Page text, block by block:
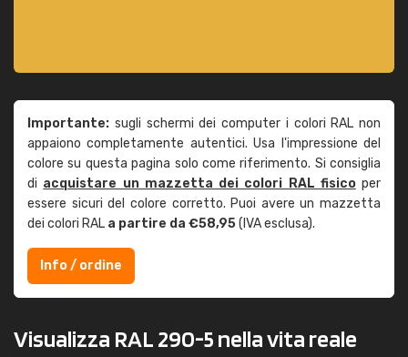
Importante: sugli schermi dei computer i colori RAL non
appaiono completamente autentici. Usa l'impressione del
colore su questa pagina solo come riferimento. Si consiglia
di acquistare un mazzetta dei colori RAL fisicoper
essere sicuri del colore corretto. Puoi avere un mazzetta
dei colori RAL a partire da €58,95(IVA esclusa).
Info / ordine
Visualizza RAL 290-5 nella vita reale